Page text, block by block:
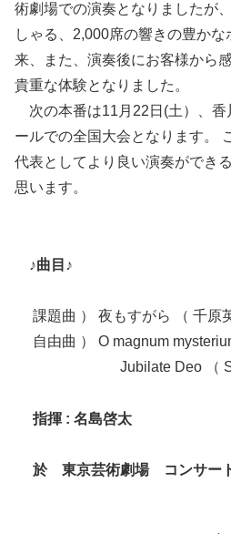
術劇場での演奏となりましたが
しゃる、2,000席の響きの豊か
来、また、演奏後にお客様から
貴重な体験となりました。
次の本番は11月22日(土）、香
ールでの全国大会となります。
代表としてより良い演奏ができ
思います。
♪曲目♪
課題曲 ） 夜もすがら （ 千原
自由曲 ） O magnum
Jubilate Deo （
指揮 : 名島啓太
於 東京芸術劇場 コンサー